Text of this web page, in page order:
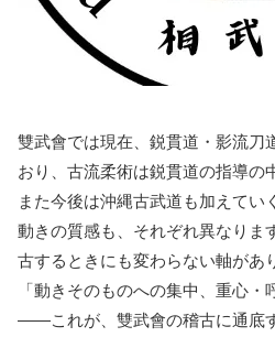
雙武會では現在、鋭貫道・影流刀
おり、古流柔術は鋭貫道の指導の
また今後は沖縄古武道も加えてい
動きの質感も、それぞれ異なりま
古するときにも変わらない軸があ
「動きそのものへの集中、重心・
——これが、雙武會の稽古に通底